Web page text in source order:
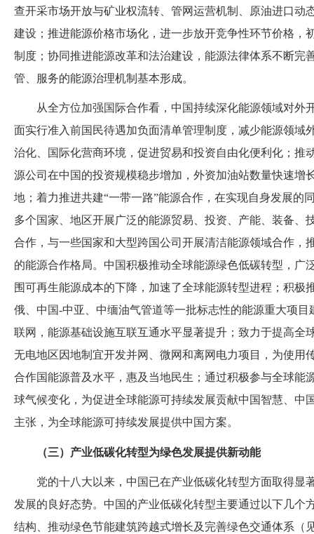
查开采市场开放与矿业权流转、管网运营机制、原油进口动
建设；推进能源价格市场化，进一步放开竞争性环节价格，
制度；协同推进能源改革和法治建设，能源法律体系不断完
管、服务的能源治理机制基本形成。
从全方位加强国际合作看，中国持续深化能源领域对外
面实行准入前国民待遇加负面清单管理制度，减少能源领域
治化、国际化营商环境，促进贸易和投资自由化便利化；推
源公司在中国的投资规模稳步增加，外资加油站数量快速增
地；着力推进共建“一带一路”能源合作，在实现自身发展的
多个国家、地区开展广泛的能源贸易、投资、产能、装备、
合作，与一些国家和大型跨国公司开展清洁能源领域合作，
的能源合作格局。中国积极推动全球能源绿色低碳转型，广
围可再生能源成本的下降，加速了全球能源转型进程；积极
俄、中国-中亚、中缅油气管道等一批标志性的能源重大项
联网，能源基础设施互联互通水平显著提升；致力于提高全
无电地区因地制宜开发并网、微网和离网电力项目，为使用
合作国能源普及水平，惠及当地民生；通过积极参与全球能
球气候变化，为促进全球能源可持续发展贡献中国智慧、中
主张，为全球能源可持续发展提供中国方案。
（三）产业低碳化转型为绿色发展提供新动能
党的十八大以来，中国已在产业低碳化转型方面取得显
发展的良好态势。中国的产业低碳化转型主要通过以下几个
结构、推动绿色节能建筑跨越式增长及完善绿色交通体系（